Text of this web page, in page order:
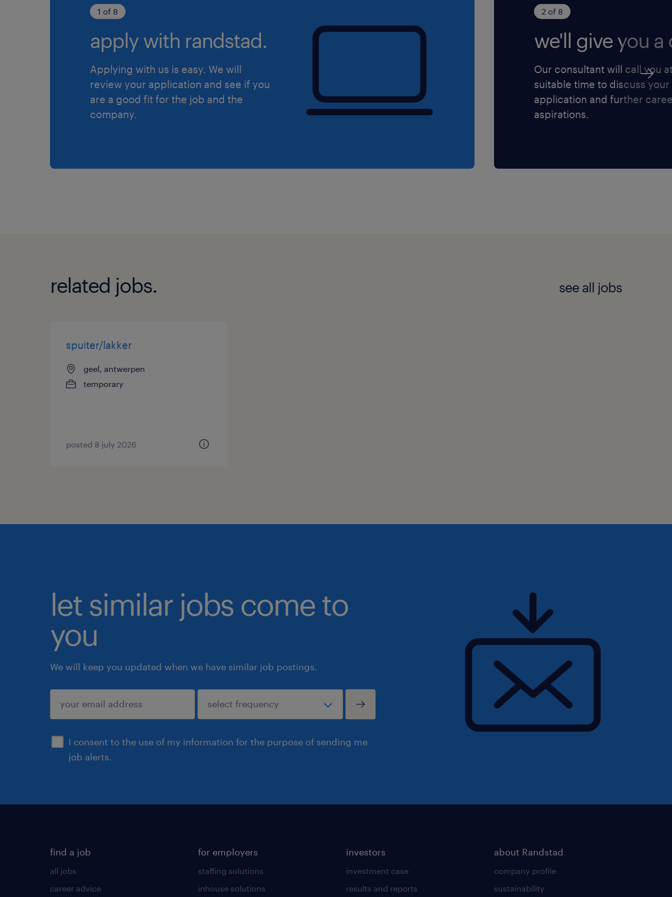
Een nieuw machinepark met hoogtechnologische
1 of 8
apply with randstad.
Applying with us is easy. We will
review your application and see if you
are a good fit for the job and the
company.
2 of 8
we'll give you a
Our consultant will call you
suitable time to discuss your
application and further
aspirations.
related jobs. see all jobs
spuiter/lakker
geel, antwerpen
temporary
posted 8 july 2026
let similar jobs come to
you
We will keep you updated when we have similar job postings.
I consent to the use of my information for the purpose of sending me
job alerts.
submit
find a job
all jobs
career advice
for employers
staffing solutions
inhouse solutions
investors
investment case
results and reports
about Randstad
company profile
sustainability